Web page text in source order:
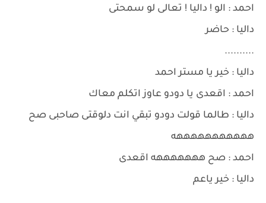
احمد : الو ! داليا ! تعالى لو سمحتى
داليا : حاضر
..........
داليا : خير يا مستر احمد
احمد : اقعدى يا دودو عاوز اتكلم معاك
داليا : طالما قولت دودو تبقي انت دلوقتى صاحبى صح
هههههههههههه
احمد : صح هههههههه اقعدى
داليا : خير ياعم